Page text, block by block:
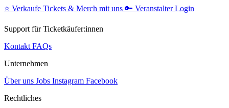
⭐️ Verkaufe Tickets & Merch mit uns 🔑 Veranstalter Login
Support für Ticketkäufer:innen
KontaktFAQs
Unternehmen
Über uns Jobs Instagram Facebook
Rechtliches